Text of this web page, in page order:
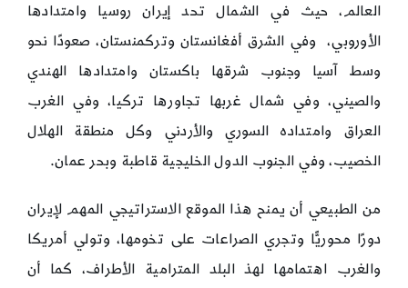
العالم، حيث في الشمال تحد إيران روسيا وامتدادها
الأوروبي، وفي الشرق أفغانستان وتركمنستان، صعودًا نحو
وسط آسيا وجنوب شرقها باكستان وامتدادها الهندي
والصيني، وفي شمال غربها تجاورها تركيا، وفي الغرب
العراق وامتداده السوري والأردني وكل منطقة الهلال
الخصيب، وفي الجنوب الدول الخليجية قاطبة وبحر عمان.
من الطبيعي أن يمنح هذا الموقع الاستراتيجي المهم لإيران
دورًا محوريًّا وتجري الصراعات على تخومها، وتولي أمريكا
والغرب اهتمامها لهذ البلد المترامية الأطراف، كما أن